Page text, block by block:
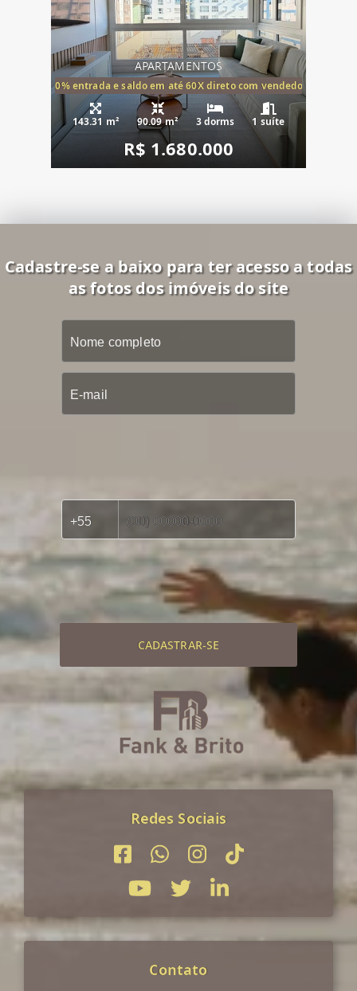
APARTAMENTOS
20% entrada e saldo em até 60X direto com vendedor
143.31 m² 90.09 m² 3 dorms 1 suíte
R$ 1.680.000
Cadastre-se a baixo para ter acesso a todas
as fotos dos imóveis do site
CADASTRAR-SE
Redes Sociais
Contato